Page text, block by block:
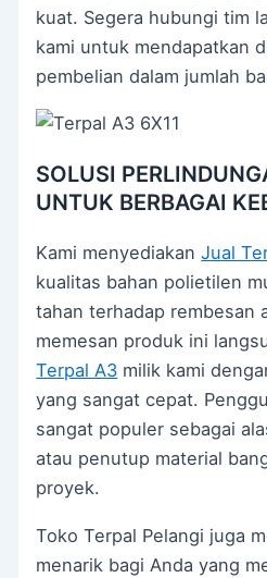
kuat. Segera hubungi tim
kami untuk mendapatkan
pembelian dalam jumlah
SOLUSI
UNTUK BERBAGAI
Kami menyediakanJual
kualitas bahan polietilen
tahan terhadap rembesan
memesan produk ini
Terpal A3 milik kami
yang sangat cepat.
sangat populer sebagai
atau penutup material
proyek.
Toko Terpal Pelangi juga
menarik bagi Anda yang